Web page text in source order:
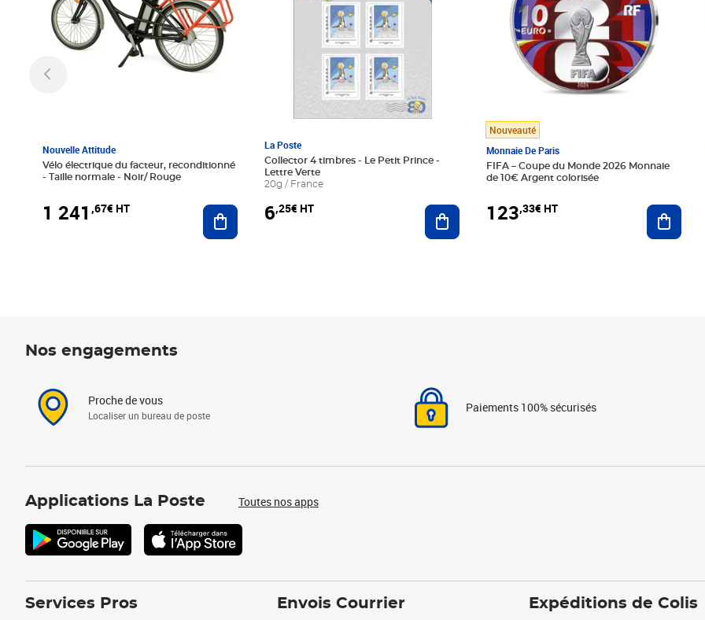
Nouvelle Attitude
Vélo électrique du facteur, reconditionné
- Taille normale - Noir/ Rouge
1 241 ,67€ HT Ajouter au panier
La Poste
Collector 4 timbres - Le Petit Prince -
Lettre Verte
20g / France
6,25€ HT Ajouter au panier
Nouveauté
Monnaie De Paris
FIFA – Coupe du Monde 2026 Monnaie
de 10€ Argent colorisée
123,33€ HT
Nos engagements
Proche de vous
Localiser un bureau de poste
Paiements 100% sécurisés
Applications La Poste Toutes nos apps
Services Pros Envois Courrier Expéditions de Colis